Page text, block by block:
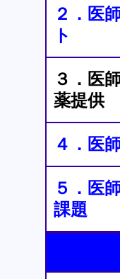
２．医
ト
３．医
薬提供
４．医
５．医
課題